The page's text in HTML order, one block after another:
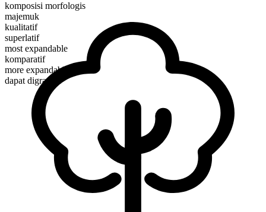
komposisi morfologis
majemuk
kualitatif
superlatif
most expandable
komparatif
more expandable
dapat digradasi